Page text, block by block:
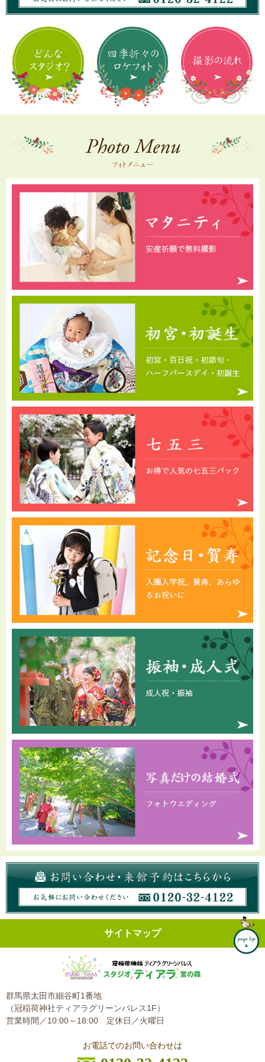
サイトマップ
群馬県太田市細谷町1番地
（冠稲荷神社ティアラグリーンパレス1F）
営業時間／10:00～18:00 定休日／火曜日
お電話でのお問い合わせは